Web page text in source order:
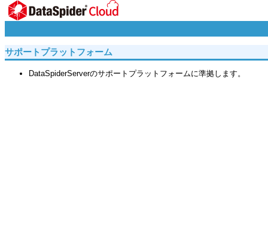
サポートプラットフォーム
DataSpiderServerのサポートプラットフォームに準拠します。